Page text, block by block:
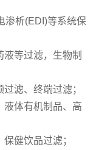
渗析(EDI)等系统保
等过滤，生物制
滤、终端过滤；
液体有机制品、高
健饮品过滤；